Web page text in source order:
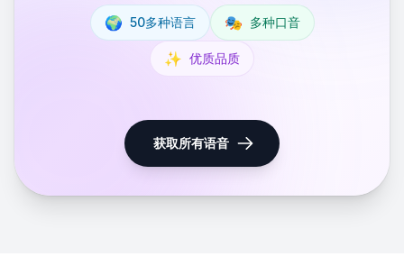
🌍 50多种语言 🎭 多种口音
✨ 优质品质
获取所有语音